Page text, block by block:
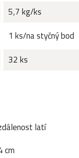
5,7 kg/ks
1 ks/na styčný bod
32 ks
latí
cm